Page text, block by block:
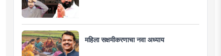
महिला सक्षमीकरणाचा नवा अध्याय